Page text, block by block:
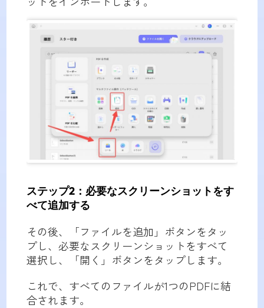
ステップ2：必要なスクリーンショットをす
べて追加する
その後、「ファイルを追加」ボタンをタッ
プし、必要なスクリーンショットをすべて
選択し、「開く」ボタンをタップします。
これで、すべてのファイルが1つのPDFに結
合されます。